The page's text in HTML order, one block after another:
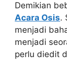
Demikian
Acara Osis.
menjadi
menjadi
perlu diedit